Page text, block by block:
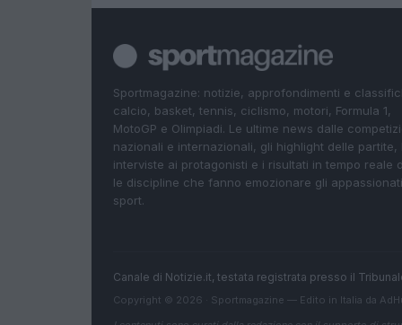
Sportmagazine: notizie, approfondimenti e
calcio, basket, tennis, ciclismo, motori, Formula 1,
MotoGP e Olimpiadi. Le ultime news dalle
nazionali e internazionali, gli highlight delle partite,
interviste ai protagonisti e i risultati in tempo reale
le discipline che fanno emozionare gli
sport.
Canale di Notizie.it, testata registrata presso il
Copyright © 2026 · Sportmagazine — Edito in Italia da